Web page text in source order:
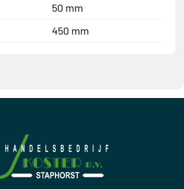
50 mm
450 mm